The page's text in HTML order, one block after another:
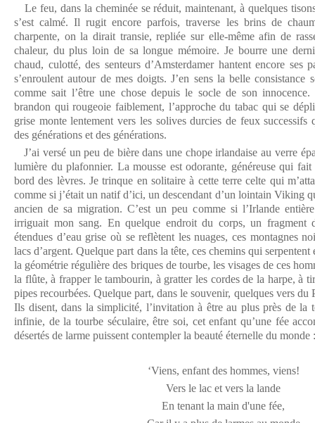
Le feu, dans la cheminée se réduit, maintenant, à quelques
s’est calmé. Il rugit encore parfois, traverse les brins de
charpente, on la dirait transie, repliée sur elle-même afin de
chaleur, du plus loin de sa longue mémoire. Je bourre une
chaud, culotté, des senteurs d’Amsterdamer hantent encore ses
s’enroulent autour de mes doigts. J’en sens la belle consistance
comme sait l’être une chose depuis le socle de son
brandon qui rougeoie faiblement, l’approche du tabac qui se
grise monte lentement vers les solives durcies de feux successifs
des générations et des générations.
J’ai versé un peu de bière dans une chope irlandaise au verre
lumière du plafonnier. La mousse est odorante, généreuse qui
bord des lèvres. Je trinque en solitaire à cette terre celte qui
comme si j’était un natif d’ici, un descendant d’un lointain Viking
ancien de sa migration. C’est un peu comme si l’Irlande
irriguait mon sang. En quelque endroit du corps, un fragment
étendues d’eau grise où se reflètent les nuages, ces montagnes
lacs d’argent. Quelque part dans la tête, ces chemins qui serpentent
la géométrie régulière des briques de tourbe, les visages de ces
la flûte, à frapper le tambourin, à gratter les cordes de la harpe, à
pipes recourbées. Quelque part, dans le souvenir, quelques vers du
Ils disent, dans la simplicité, l’invitation à être au plus près de la
infinie, de la tourbe séculaire, être soi, cet enfant qu’une fée
désertés de larme puissent contempler la beauté éternelle du monde :
‘Viens, enfant des hommes, viens!
Vers le lac et vers la lande
En tenant la main d'une fée,